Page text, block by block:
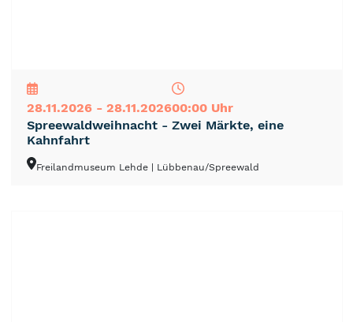
28.11.2026 - 28.11.202600:00 Uhr
Spreewaldweihnacht - Zwei Märkte, eine
Kahnfahrt
Freilandmuseum Lehde | Lübbenau/Spreewald